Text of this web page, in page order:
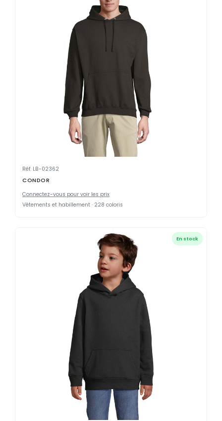
Réf. LB-02362
CONDOR
Connectez-vous pour voir les prix
Vêtements et habillement · 228 coloris
En stock